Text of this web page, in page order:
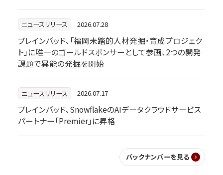
ニュースリリース 2026.07.28
ブレインパッド、「福岡未踏的人材発掘・育成プロジェク
ト」に唯一のゴールドスポンサーとして参画、2つの開発
課題で異能の発掘を開始
ニュースリリース 2026.07.17
ブレインパッド、SnowflakeのAIデータクラウドサービス
パートナー「Premier」に昇格
バックナンバーを見る